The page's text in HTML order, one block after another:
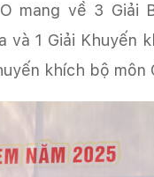
mang về 3 Giải
và 1 Giải Khuyến
khích bộ môn